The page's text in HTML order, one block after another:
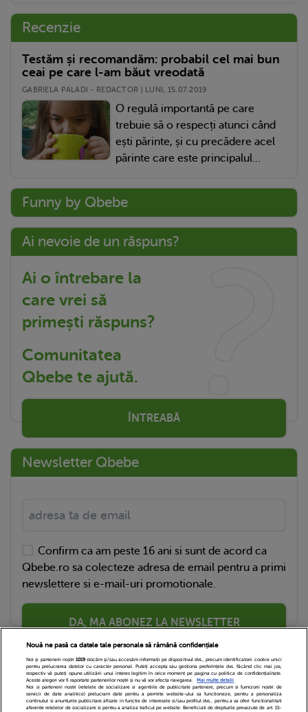
Recenzie
Testăm și recomandăm: probabil cel mai bun
ceai pe care l-am băut vreodată
GABRIELA PALADI - REDACTOR | LUNI, 15.07.2019
O regulă importantă pe care
trebuie să o respecți atunci când
ești părinte, și cu precădere acel
părinte care este principalul...
Funny by Qbebe
Ai nevoie de un răspuns?
Ai o întrebare la
care vrei să
primești răspuns?
Comunitatea
Qbebe te ajută.
ÎNTREABĂ
Newsletter Qbebe
Confirm ca am peste 16 ani si sunt de acord ca
Qbebe.ro sa colecteze adresa de email pentru a primi
newslettere si e-mail-uri promotionale.
DA, MA ABONEZ LA NEWSLETTER
Nouă ne pasă ca datele tale personale să rămână confidențiale
Noi și partenerii noștri 1019stocăm și/sau accesăm informații pe dispozitivul dvs., precum identificatorii cookie unici
pentru prelucrarea datelor cu caracter personal. Puteți accepta sau gestiona preferințele dvs. făcând clic mai jos,
respectiv vă puteți opune utilizării unui interes legitim în orice moment pe pagina cu politica de confidențialitate.
Aceste alegeri vor fi raportate partenerilor noștri și nu vă vor afecta navigarea.
Mai multe detalii
Noi si partenerii nostri (retelele de socializare si agentiile de publicitate partenere, precum si furnizorii nostri de
servicii de date analitice) prelucram date pentru a permite website-ului sa functioneze, pentru a personaliza
continutul si anunturile publicitare afisate in functie de interesele si/sau profilul dvs., pentru a va oferi functionalitati
aferente retelelor de socializare si pentru a analiza traficul pe website. Beneficiati de drepturile prevazute de art. 15-